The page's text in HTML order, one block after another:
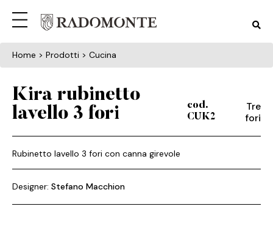
Home > Prodotti > Cucina
Kira rubinetto
lavello 3 fori
cod.
CUK2
Tre
fori
Rubinetto lavello 3 fori con canna girevole
Designer: Stefano Macchion